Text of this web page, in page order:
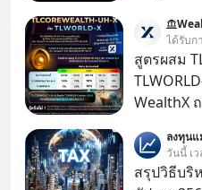
ภาษี หลายคนมักได้รับคำแนะนำให้
ลงทุนใน
หย่อนภาษี
สร้างความมั่งคั่
อะไรบ้าง
จะดีกับเร
เกี่ยวกับ
ได้รับก
สูตรผสม
WealthX
ลงทุน
วันนี้ เ
สรุปวิธีบริ